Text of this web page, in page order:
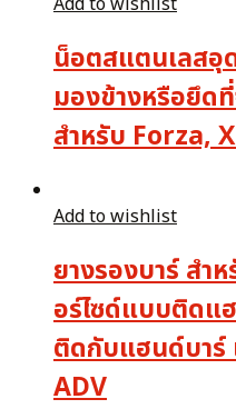
น็อตสแตนเลสอุ
มองข้างหรือยึด
สำหรับ Forza,
Add to wishlist
ยางรองบาร์ สำ
อร์ไซด์แบบติดแ
ติดกับแฮนด์บาร์
ADV